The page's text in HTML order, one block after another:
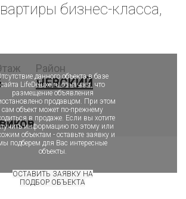
бизнес-класса,
данного объекта в базе
сайта LifeDeluxe.ru означает, что
размещение объявления
продавцом. При этом
сам объект может по-прежнему
в продаже. Если вы хотите
информацию по этому или
объектам - оставьте заявку и
подберем для Вас интересные
объекты.
ОСТАВИТЬ ЗАЯВКУ НА
ПОДБОР ОБЪЕКТА
Район
НЕВСКИЙ